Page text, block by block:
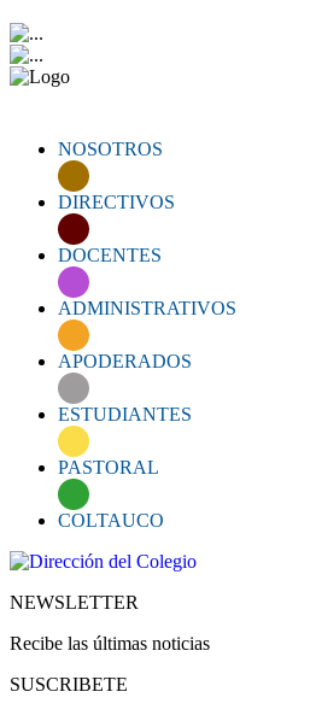
NOSOTROS
DIRECTIVOS
DOCENTES
ADMINISTRATIVOS
APODERADOS
ESTUDIANTES
PASTORAL
COLTAUCO
NEWSLETTER
Recibe las últimas noticias
SUSCRIBETE